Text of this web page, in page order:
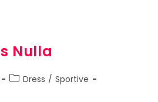
Nulla
Dress / Sportive